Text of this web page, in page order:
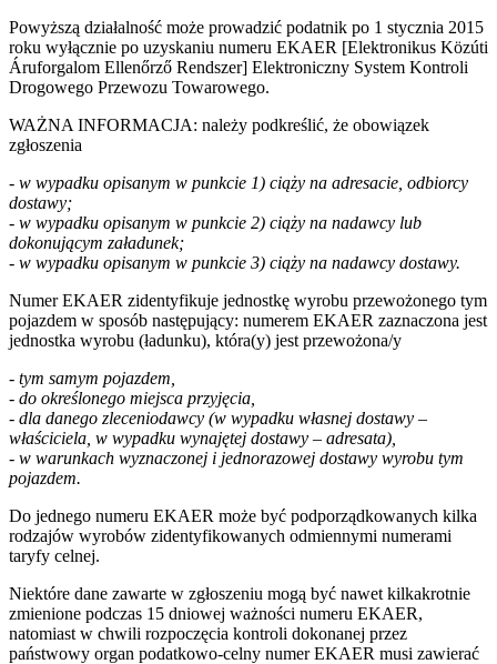
Powyższą działalność może prowadzić podatnik po 1 stycznia 2015
roku wyłącznie po uzyskaniu numeru EKAER [Elektronikus Közúti
Áruforgalom Ellenőrző Rendszer] Elektroniczny System Kontroli
Drogowego Przewozu Towarowego.
WAŻNA INFORMACJA: należy podkreślić, że obowiązek
zgłoszenia
- w wypadku opisanym w punkcie 1) ciąży na adresacie, odbiorcy
dostawy;
- w wypadku opisanym w punkcie 2) ciąży na nadawcy lub
dokonującym załadunek;
- w wypadku opisanym w punkcie 3) ciąży na nadawcy dostawy.
Numer EKAER zidentyfikuje jednostkę wyrobu przewożonego tym
pojazdem w sposób następujący: numerem EKAER zaznaczona jest
jednostka wyrobu (ładunku), która(y) jest przewożona/y
- tym samym pojazdem,
- do określonego miejsca przyjęcia,
- dla danego zleceniodawcy (w wypadku własnej dostawy –
właściciela, w wypadku wynajętej dostawy – adresata),
- w warunkach wyznaczonej i jednorazowej dostawy wyrobu tym
pojazdem.
Do jednego numeru EKAER może być podporządkowanych kilka
rodzajów wyrobów zidentyfikowanych odmiennymi numerami
taryfy celnej.
Niektóre dane zawarte w zgłoszeniu mogą być nawet kilkakrotnie
zmienione podczas 15 dniowej ważności numeru EKAER,
natomiast w chwili rozpoczęcia kontroli dokonanej przez
państwowy organ podatkowo-celny numer EKAER musi zawierać